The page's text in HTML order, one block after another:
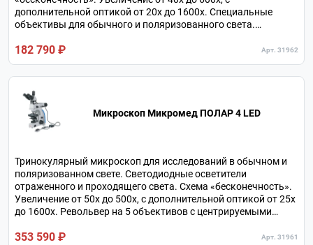
дополнительной оптикой от 20х до 1600х. Специальные
объективы для обычного и поляризованного света.
предметный столик с центрировкой.
182 790 ₽ Арт. 31962
Микроскоп Микромед ПОЛАР 4 LED
Тринокулярный микроскоп для исследований в обычном и
поляризованном свете. Светодиодные осветители
отраженного и проходящего света. Схема «бесконечность».
Увеличение от 50х до 500х, с дополнительной оптикой от 25х
до 1600х. Револьвер на 5 объективов с центрируемыми
поворотный столик с накладным препаратоводителем.
353 590 ₽ Арт. 31961